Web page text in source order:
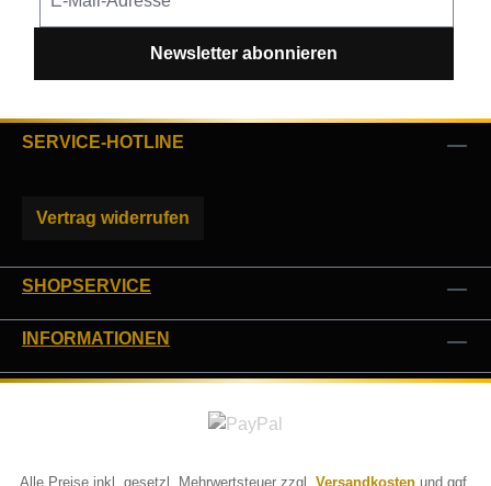
Newsletter abonnieren
SERVICE-HOTLINE
Vertrag widerrufen
SHOPSERVICE
INFORMATIONEN
Alle Preise inkl. gesetzl. Mehrwertsteuer zzgl. Versandkosten und ggf.